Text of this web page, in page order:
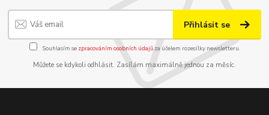
Přihlásit se
Souhlasím se zpracováním osobních údajůza účelem rozesílky newsletteru.
Můžete se kdykoli odhlásit. Zasílám maximálně jednou za měsíc.